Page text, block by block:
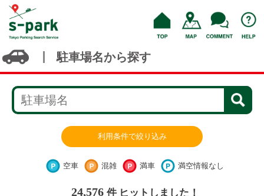
駐車場名から探す
利用条件で絞り込み
空車 混雑 満車 満空情報なし
24,576 件 ヒットしました！